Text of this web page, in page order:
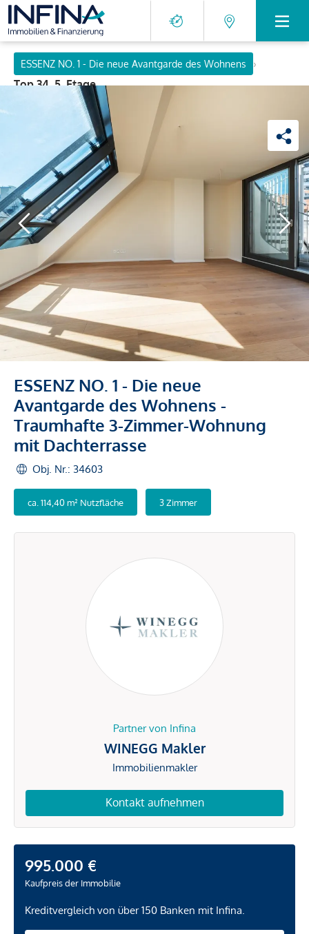
ESSENZ NO. 1 - Die neue Avantgarde des Wohnens
›
Top 34, 5. Etage
ESSENZ NO. 1 - Die neue
Avantgarde des Wohnens -
Traumhafte 3-Zimmer-Wohnung
mit Dachterrasse
Obj. Nr.: 34603
ca. 114,40 m² Nutzfläche 3 Zimmer
Partner von Infina
WINEGG Makler
Immobilienmakler
Kontakt aufnehmen
995.000 €
Kaufpreis der Immobilie
Kreditvergleich von über 150 Banken mit Infina.